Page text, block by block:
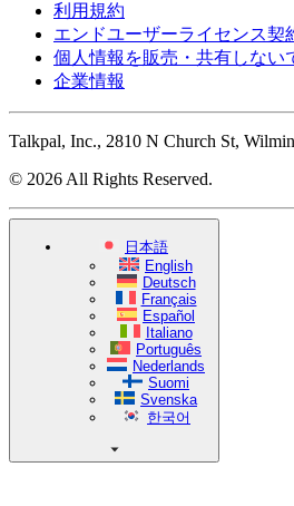
利用規約
エンドユーザーライセンス契
個人情報を販売・共有しない
企業情報
Talkpal, Inc., 2810 N Church St,
© 2026 All Rights Reserved.
日本語
English
Deutsch
Français
Español
Italiano
Português
Nederlands
Suomi
Svenska
한국어